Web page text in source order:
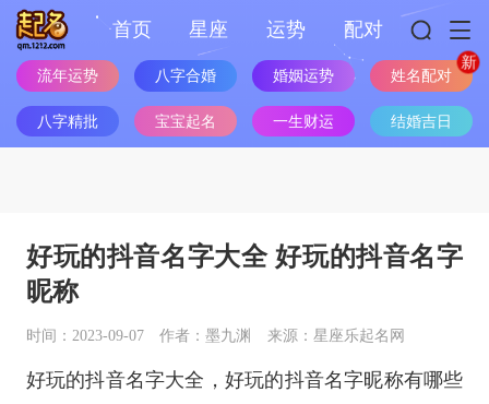
首页 星座 运势 配对
流年运势 八字合婚 婚姻运势 姓名配对
八字精批 宝宝起名 一生财运 结婚吉日
好玩的抖音名字大全 好玩的抖音名字
昵称
时间：2023-09-07 作者：墨九渊 来源：星座乐起名网
好玩的抖音名字大全，好玩的抖音名字昵称有哪些